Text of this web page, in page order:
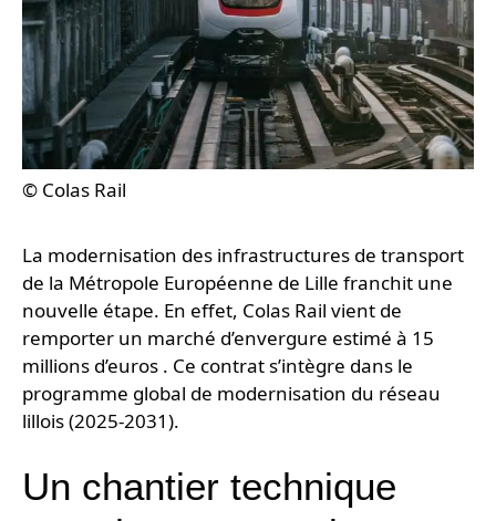
© Colas Rail
La modernisation des infrastructures de transport
de la Métropole Européenne de Lille franchit une
nouvelle étape. En effet, Colas Rail vient de
remporter un marché d’envergure estimé à 15
millions d’euros . Ce contrat s’intègre dans le
programme global de modernisation du réseau
lillois (2025-2031).
Un chantier technique